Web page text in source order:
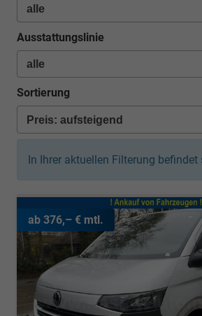
Ausstattungslinie
Sortierung
In Ihrer aktuellen Filterung befindet
ab 376,– € mtl.